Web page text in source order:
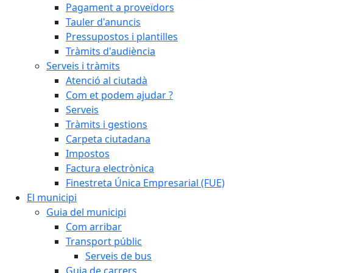
Pagament a proveïdors
Tauler d'anuncis
Pressupostos i plantilles
Tràmits d'audiència
Serveis i tràmits
Atenció al ciutadà
Com et podem ajudar ?
Serveis
Tràmits i gestions
Carpeta ciutadana
Impostos
Factura electrònica
Finestreta Única Empresarial (FUE)
El municipi
Guia del municipi
Com arribar
Transport públic
Serveis de bus